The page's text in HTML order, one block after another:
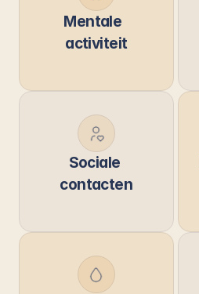
Mentale
activiteit
Sociale
contacten